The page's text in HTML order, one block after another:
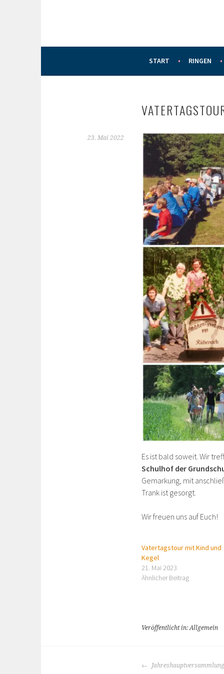
START RINGEN
23. Mai 2022
Es ist bald soweit. Wir
Schulhof der
Gemarkung, mit
Trank ist gesorgt.
Wir freuen uns auf Euch!
Vatertagstour mit Kind und
Kegel
21. Mai 2023
Ähnlicher Beitrag
Veröffentlicht in: Allgemein
BEITRAGS-